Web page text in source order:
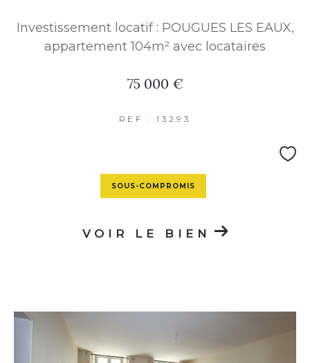
Investissement locatif : POUGUES LES EAUX,
appartement 104m² avec locataires
75 000 €
REF : 13293
SOUS-COMPROMIS
VOIR LE BIEN